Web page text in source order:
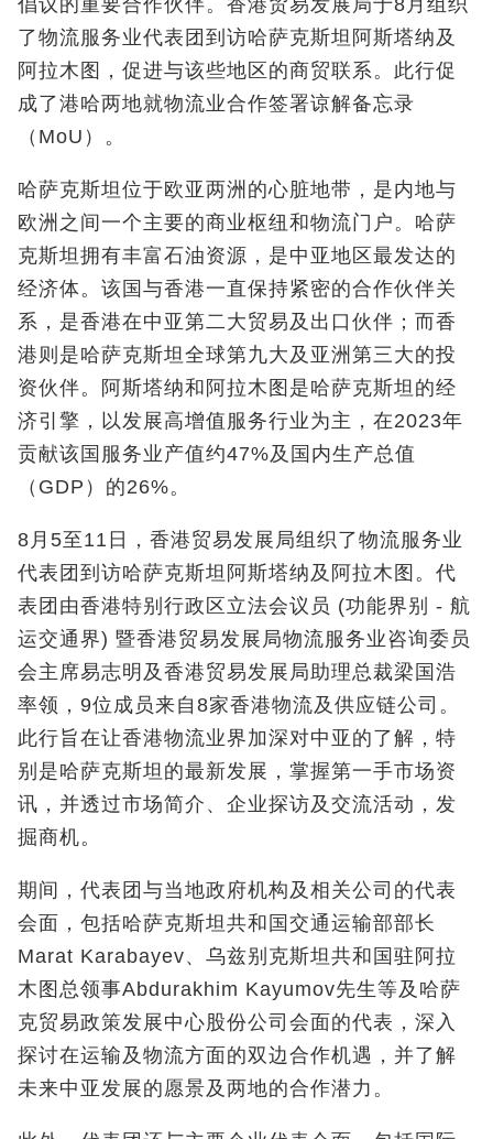
倡议的重要合作伙伴。香港贸易发展局于8月组织
了物流服务业代表团到访哈萨克斯坦阿斯塔纳及
阿拉木图，促进与该些地区的商贸联系。此行促
成了港哈两地就物流业合作签署谅解备忘录
（MoU）。
哈萨克斯坦位于欧亚两洲的心脏地带，是内地与
欧洲之间一个主要的商业枢纽和物流门户。哈萨
克斯坦拥有丰富石油资源，是中亚地区最发达的
经济体。该国与香港一直保持紧密的合作伙伴关
系，是香港在中亚第二大贸易及出口伙伴；而香
港则是哈萨克斯坦全球第九大及亚洲第三大的投
资伙伴。阿斯塔纳和阿拉木图是哈萨克斯坦的经
济引擎，以发展高增值服务行业为主，在2023年
贡献该国服务业产值约47%及国内生产总值
（GDP）的26%。
8月5至11日，香港贸易发展局组织了物流服务业
代表团到访哈萨克斯坦阿斯塔纳及阿拉木图。代
表团由香港特别行政区立法会议员 (功能界别 - 航
运交通界) 暨香港贸易发展局物流服务业咨询委员
会主席易志明及香港贸易发展局助理总裁梁国浩
率领，9位成员来自8家香港物流及供应链公司。
此行旨在让香港物流业界加深对中亚的了解，特
别是哈萨克斯坦的最新发展，掌握第一手市场资
讯，并透过市场简介、企业探访及交流活动，发
掘商机。
期间，代表团与当地政府机构及相关公司的代表
会面，包括哈萨克斯坦共和国交通运输部部长
Marat Karabayev、乌兹别克斯坦共和国驻阿拉
木图总领事Abdurakhim Kayumov先生等及哈萨
克贸易政策发展中心股份公司会面的代表，深入
探讨在运输及物流方面的双边合作机遇，并了解
未来中亚发展的愿景及两地的合作潜力。